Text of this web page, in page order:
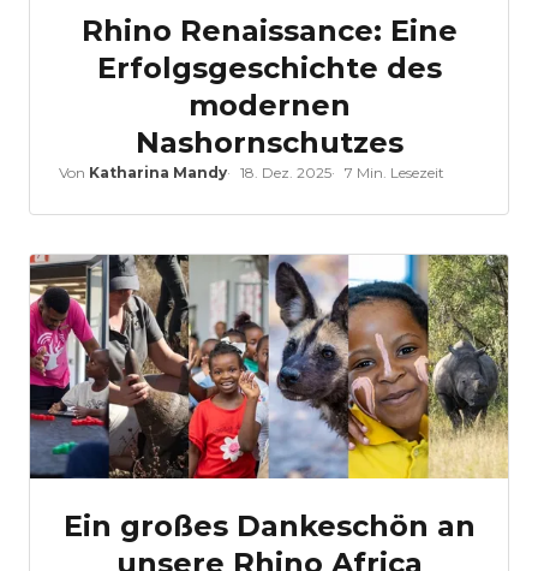
Rhino Renaissance: Eine
Erfolgsgeschichte des
modernen
Nashornschutzes
Von Katharina Mandy 18. Dez. 2025 7 Min. Lesezeit
Ein großes Dankeschön an
unsere Rhino Africa